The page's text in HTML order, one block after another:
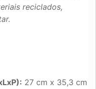
reciclados,
27 cm x 35,3 cm